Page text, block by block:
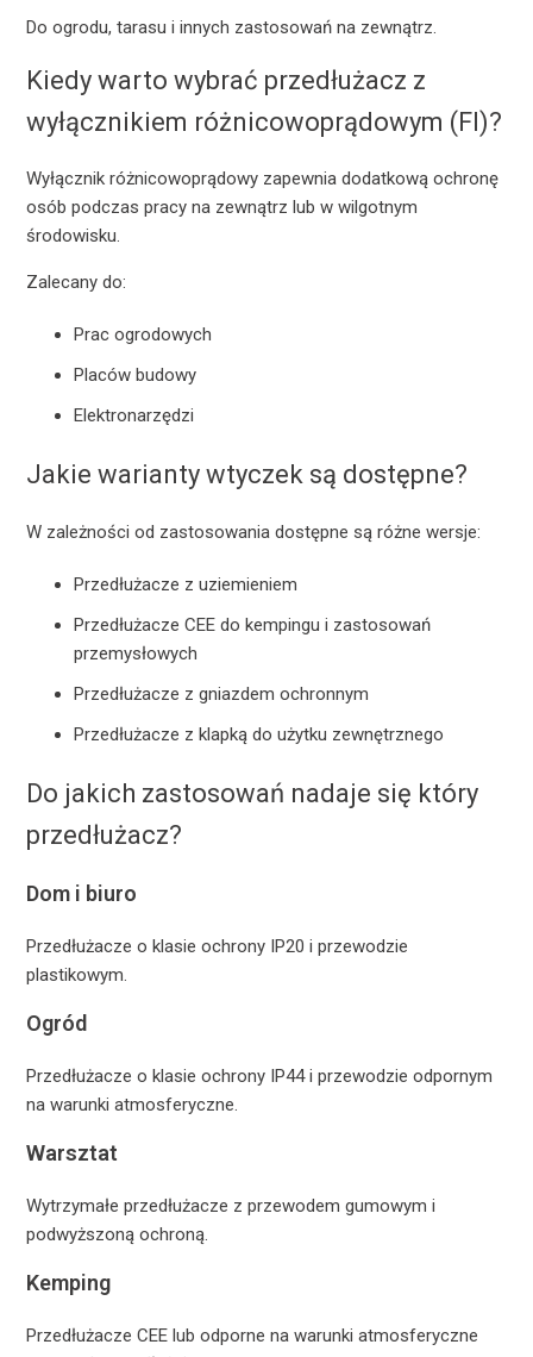
Do ogrodu, tarasu i innych zastosowań na zewnątrz.
Kiedy warto wybrać przedłużacz z
wyłącznikiem różnicowoprądowym (FI)?
Wyłącznik różnicowoprądowy zapewnia dodatkową ochronę
osób podczas pracy na zewnątrz lub w wilgotnym
środowisku.
Zalecany do:
Prac ogrodowych
Placów budowy
Elektronarzędzi
Jakie warianty wtyczek są dostępne?
W zależności od zastosowania dostępne są różne wersje:
Przedłużacze z uziemieniem
Przedłużacze CEE do kempingu i zastosowań
przemysłowych
Przedłużacze z gniazdem ochronnym
Przedłużacze z klapką do użytku zewnętrznego
Do jakich zastosowań nadaje się który
przedłużacz?
Dom i biuro
Przedłużacze o klasie ochrony IP20 i przewodzie
plastikowym.
Ogród
Przedłużacze o klasie ochrony IP44 i przewodzie odpornym
na warunki atmosferyczne.
Warsztat
Wytrzymałe przedłużacze z przewodem gumowym i
podwyższoną ochroną.
Kemping
Przedłużacze CEE lub odporne na warunki atmosferyczne